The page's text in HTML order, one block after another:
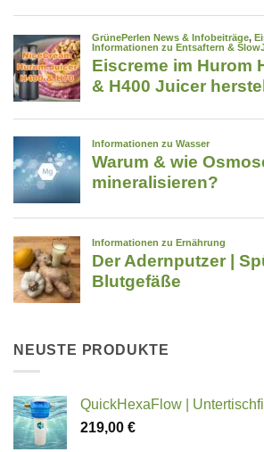
NEUSTE PRODUKTE
QuickHexaFlow |
219,00 €